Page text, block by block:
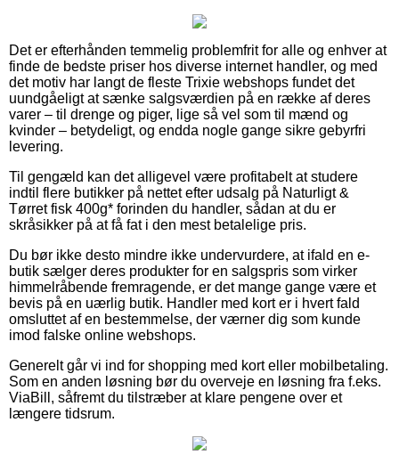
Det er efterhånden temmelig problemfrit for alle og enhver at
finde de bedste priser hos diverse internet handler, og med
det motiv har langt de fleste Trixie webshops fundet det
uundgåeligt at sænke salgsværdien på en række af deres
varer – til drenge og piger, lige så vel som til mænd og
kvinder – betydeligt, og endda nogle gange sikre gebyrfri
levering.
Til gengæld kan det alligevel være profitabelt at studere
indtil flere butikker på nettet efter udsalg på Naturligt &
Tørret fisk 400g* forinden du handler, sådan at du er
skråsikker på at få fat i den mest betalelige pris.
Du bør ikke desto mindre ikke undervurdere, at ifald en e-
butik sælger deres produkter for en salgspris som virker
himmelråbende fremragende, er det mange gange være et
bevis på en uærlig butik. Handler med kort er i hvert fald
omsluttet af en bestemmelse, der værner dig som kunde
imod falske online webshops.
Generelt går vi ind for shopping med kort eller mobilbetaling.
Som en anden løsning bør du overveje en løsning fra f.eks.
ViaBill, såfremt du tilstræber at klare pengene over et
længere tidsrum.